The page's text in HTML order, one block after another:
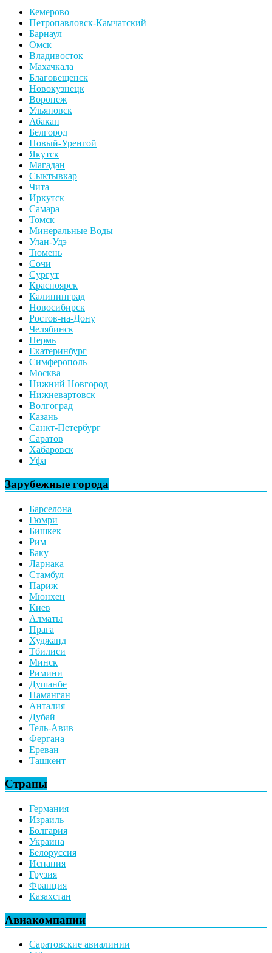
Кемерово
Петропавловск-Камчатский
Барнаул
Омск
Владивосток
Махачкала
Благовещенск
Новокузнецк
Воронеж
Ульяновск
Абакан
Белгород
Новый-Уренгой
Якутск
Магадан
Сыктывкар
Чита
Иркутск
Самара
Томск
Минеральные Воды
Улан-Удэ
Тюмень
Сочи
Сургут
Красноярск
Калининград
Новосибирск
Ростов-на-Дону
Челябинск
Пермь
Екатеринбург
Симферополь
Москва
Нижний Новгород
Нижневартовск
Волгоград
Казань
Санкт-Петербург
Саратов
Хабаровск
Уфа
Зарубежные города
Барселона
Гюмри
Бишкек
Рим
Баку
Ларнака
Стамбул
Париж
Мюнхен
Киев
Алматы
Прага
Худжанд
Тбилиси
Минск
Римини
Душанбе
Наманган
Анталия
Дубай
Тель-Авив
Фергана
Ереван
Ташкент
Страны
Германия
Израиль
Болгария
Украина
Белоруссия
Испания
Грузия
Франция
Казахстан
Авиакомпании
Саратовские авиалинии